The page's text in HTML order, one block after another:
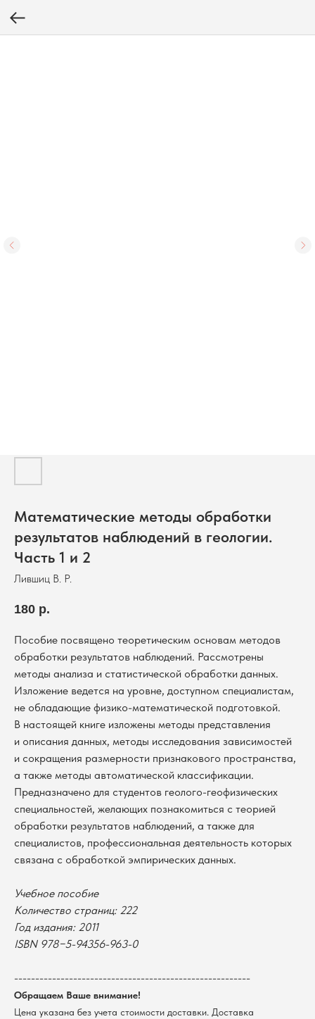
Математические методы обработки
результатов наблюдений в геологии.
Часть 1 и 2
Лившиц В. Р.
180 р.
Пособие посвящено теоретическим основам методов
обработки результатов наблюдений. Рассмотрены
методы анализа и статистической обработки данных.
Изложение ведется на уровне, доступном специалистам,
не обладающие физико-математической подготовкой.
В настоящей книге изложены методы представления
и описания данных, методы исследования зависимостей
и сокращения размерности признакового пространства,
а также методы автоматической классификации.
Предназначено для студентов геолого-геофизических
специальностей, желающих познакомиться с теорией
обработки результатов наблюдений, а также для
специалистов, профессиональная деятельность которых
связана с обработкой эмпирических данных.
Учебное пособие
Количество страниц: 222
Год издания: 2011
ISBN 978−5-94356-963-0
--------------------------------------------------------
Обращаем Ваше внимание!
Цена указана без учета стоимости доставки. Доставка
Новосибирский государственный
университет
г. Новосибирск, ул. Пирогова, 3